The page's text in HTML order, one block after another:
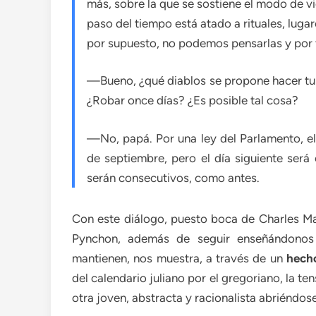
más, sobre la que se sostiene el modo de
paso del tiempo está atado a rituales,
por supuesto, no podemos pensarlas y
—Bueno, ¿qué diablos se propone hacer
¿Robar once días? ¿Es posible tal cosa?
—No, papá. Por una ley del Parlamento,
de septiembre, pero el día siguiente
serán consecutivos, como antes.
Con este diálogo, puesto boca de Charles
Pynchon, además de seguir
mantienen, nos muestra, a través de un
del calendario juliano por el gregoriano, la
otra joven, abstracta y racionalista